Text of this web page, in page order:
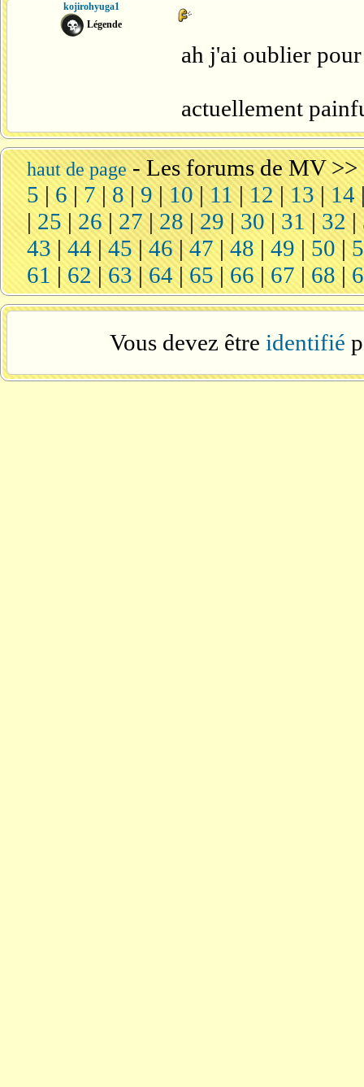
kojirohyuga1
Légende
ah j'ai oublier
actuellement
haut de page-Les forums de MV>>
5 |6 |7|8 |9|10|11|12 |13|14
|25 |26|27|28|29|30| 31|32 |
43|44|45|46|47|48 |49 | 50|
61 | 62|63|64|65| 66| 67 |68 |
Vous devez être identifié